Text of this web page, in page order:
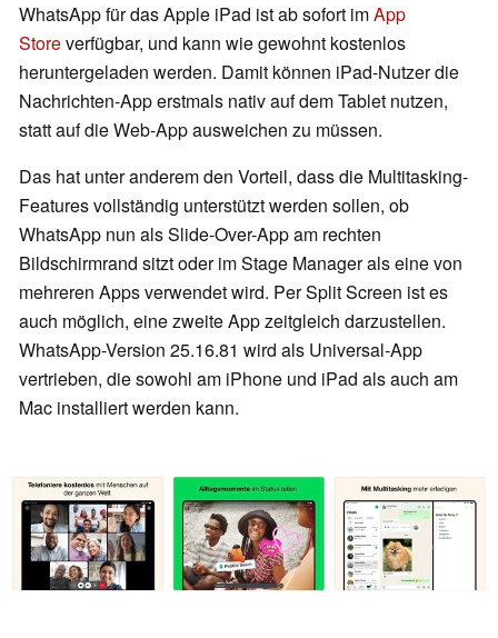
WhatsApp für das Apple iPad ist ab sofort imApp
Storeverfügbar, und kann wie gewohnt kostenlos
heruntergeladen werden. Damit können iPad-Nutzer die
Nachrichten-App erstmals nativ auf dem Tablet nutzen,
statt auf die Web-App ausweichen zu müssen.
Das hat unter anderem den Vorteil, dass die Multitasking-
Features vollständig unterstützt werden sollen, ob
WhatsApp nun als Slide-Over-App am rechten
Bildschirmrand sitzt oder im Stage Manager als eine von
mehreren Apps verwendet wird. Per Split Screen ist es
auch möglich, eine zweite App zeitgleich darzustellen.
WhatsApp-Version 25.16.81 wird als Universal-App
vertrieben, die sowohl am iPhone und iPad als auch am
Mac installiert werden kann.